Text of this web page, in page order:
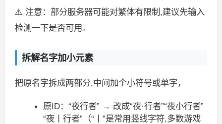
⚠️ 注意：部分服务器可能对繁体有限制,建议先输入
检测一下是否可用。
拆解名字加小元素
把原名字拆成两部分,中间加个小符号或单字，
原ID：“夜行者” → 改成“夜·行者”“夜小行者”
“夜丨行者”（“丨”是常用竖线字符,多数游戏